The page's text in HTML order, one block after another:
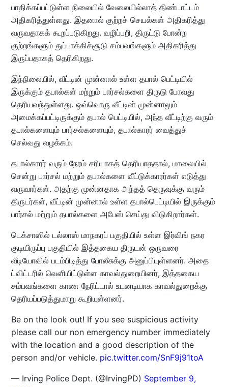
பாதிக்கப்பட்டுள்ள நிலையில் வேலையில்லாத் திண்டாட்டம்
அதிகரித்துள்ளது. இதனால் குற்றச் செயல்கள் அதிகரித்து
வருவதாகக் கூறப்படுகிறது. வழிப்பறி, திருட்டு போன்ற
குற்றங்களும் துப்பாக்கிச்சூடு சம்பவங்களும் அதிகரித்து
இருப்பதாகத் தெரிகிறது.
இந்நிலையில், வீட்டின் முன்னால் உள்ள தபால் பெட்டியில்
இருக்கும் தபால்கள் மற்றும் பார்சல்களை திருடு போவது
தெரியவந்துள்ளது. ஒவ்வொரு வீட்டின் முன்னாலும்
அமைக்கப்பட்டிருக்கும் தபால் பெட்டியில், அந்த வீட்டிற்கு வரும்
தபால்களையும் பார்சல்களையும், தபால்காரர் வைத்துச்
செல்வது வழக்கம்.
தபால்காரர் வரும் நேரம் சரியாகத் தெரியாததால், மாலையில்
சென்று பார்சல் மற்றும் தபால்களை வீட்டுக்காரர்கள் எடுத்து
வருவார்கள். அதற்கு முன்னதாக அந்தத் தெருவுக்கு வரும்
திருடர்கள், வீட்டின் முன்னால் உள்ள தபால்பெட்டியில் இருக்கும்
பார்சல் மற்றும் தபால்களை அபேஸ் செய்து விடுகிறார்கள்.
டெக்சாஸில் டல்லாஸ் மாநகரப் பகுதியில் உள்ள இர்விங் நகர
குடியிருப்பு பகுதியில் இத்தகைய திருடன் ஒருவரை
வீடியோவில் படம்பிடித்து போலீசுக்கு அனுப்பியுள்ளனர். அதை
ட்விட்டரில் வெளியிட்டுள்ள காவல்துறையினர், இத்தகைய
சம்பவங்களை காண நேரிட்டால் உடனடியாக காவல்துறைக்கு
தெரியப்படுத்துமாறு கூறியுள்ளனர்.
Be on the look out! If you see suspicious activity
please call our non emergency number immediately
with the location and a good description of the
person and/or vehicle. pic.twitter.com/SnF9j91toA
— Irving Police Dept. (@IrvingPD) September 9,